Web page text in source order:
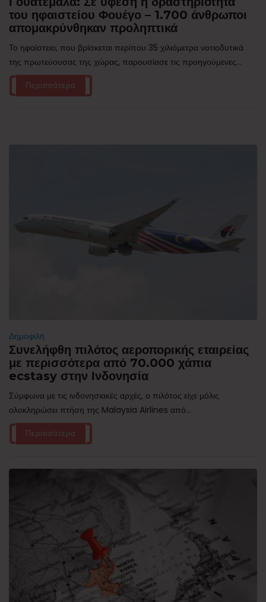
του ηφαιστείου Φουέγο – 1.700 άνθρωποι
απομακρύνθηκαν προληπτικά
Το ηφαίστειο, που βρίσκεται περίπου 35 χιλιόμετρα νοτιοδυτικά
της πρωτεύουσας της χώρας, παρουσίασε τις προηγούμενες...
Περισσότερα
Δημοφιλή
Συνελήφθη πιλότος αεροπορικής εταιρείας
με περισσότερα από 70.000 χάπια
ecstasy στην Ινδονησία
Σύμφωνα με τις ινδονησιακές αρχές, ο πιλότος είχε μόλις
ολοκληρώσει πτήση της Malaysia Airlines από...
Περισσότερα